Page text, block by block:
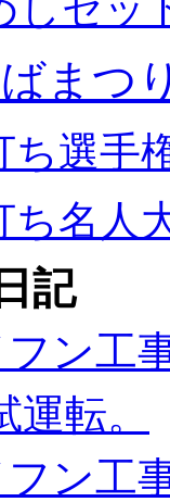
まつ
ち選手
ち名人
記
ン工
転。
ン工